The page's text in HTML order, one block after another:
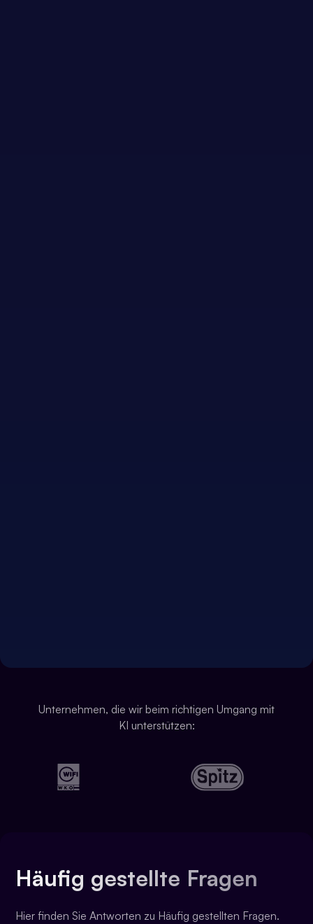
Unternehmen, die wir beim richtigen Umgang mit
KI unterstützen:
Häufig gestellte Fragen
Hier finden Sie Antworten zu Häufig gestellten Fragen.